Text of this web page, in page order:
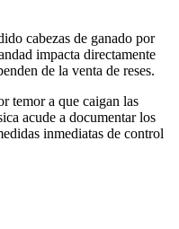
cabezas de ganado por
impacta directamente
de la venta de reses.
temor a que caigan las
acude a documentar los
inmediatas de control